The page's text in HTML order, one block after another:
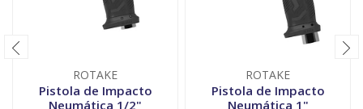
ROTAKE
Pistola de Impacto
Neumática 1/2"
ROTAKE
Pistola de Impacto
Neumática 1"